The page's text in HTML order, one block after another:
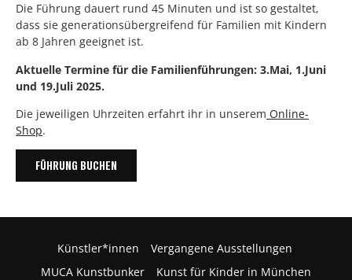
Die Führung dauert rund 45 Minuten und ist so gestaltet,
dass sie generationsübergreifend für Familien mit Kindern
ab 8 Jahren geeignet ist.
Aktuelle Termine für die Familienführungen: 3.Mai, 1.Juni
und 19.Juli 2025.
Die jeweiligen Uhrzeiten erfahrt ihr in unserem Online-
Shop.
FÜHRUNG BUCHEN
Künstler*innen
Vergangene Ausstellungen
MUCA Kunstbunker
Kunst für Kinder in München